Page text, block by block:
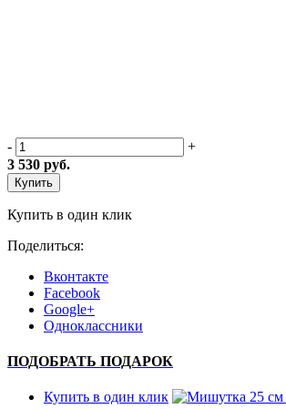
-
+
3 530 руб.
Купить
Купить в один клик
Поделиться:
Вконтакте
Facebook
Google+
Одноклассники
ПОДОБРАТЬ ПОДАРОК
Купить в один клик